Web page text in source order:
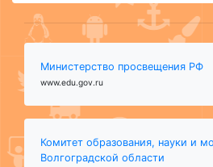
Министерство просвещения РФ
www.edu.gov.ru
Комитет образования, науки и
Волгоградской области